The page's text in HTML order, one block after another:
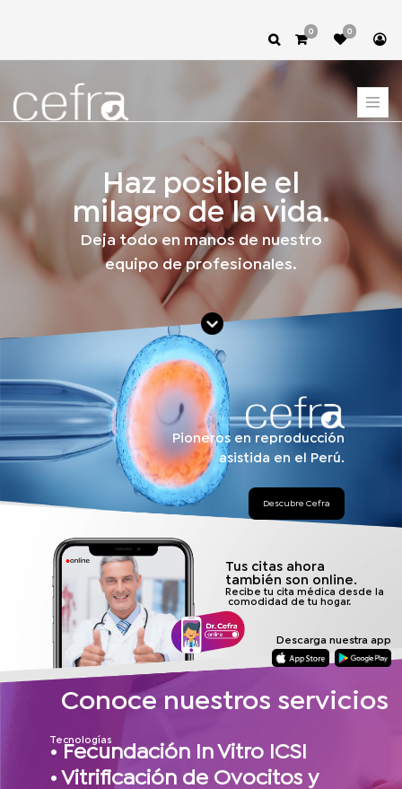
0 0
Haz posible el
milagro de la vida.
Deja todo en manos de nuestro
equipo de profesionales.
Pioneros en reproducción
asistida en el Perú.
Descubre Cefra
Tus citas ahora
también son online.
Recibe tu cita médica desde la
comodidad de tu hogar.
Descarga nuestra app
Conoce nuestros servicios
Tecnologías
• Fecundación In Vitro ICSI
• Vitrificación de Ovocitos y